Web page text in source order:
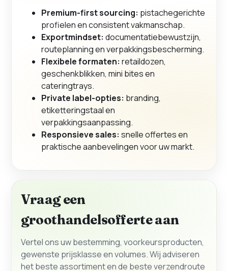
Premium-first sourcing: pistachegerichte
profielen en consistent vakmanschap.
Exportmindset: documentatiebewustzijn,
routeplanning en verpakkingsbescherming.
Flexibele formaten: retaildozen,
geschenkblikken, mini bites en
cateringtrays.
Private label-opties: branding,
etiketteringstaal en
verpakkingsaanpassing.
Responsieve sales: snelle offertes en
praktische aanbevelingen voor uw markt.
Vraag een
groothandelsofferte aan
Vertel ons uw bestemming, voorkeursproducten,
gewenste prijsklasse en volumes. Wij adviseren
het beste assortiment en de beste verzendroute